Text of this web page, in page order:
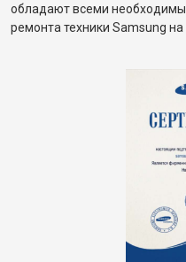
обладают всеми
ремонта техники Samsung